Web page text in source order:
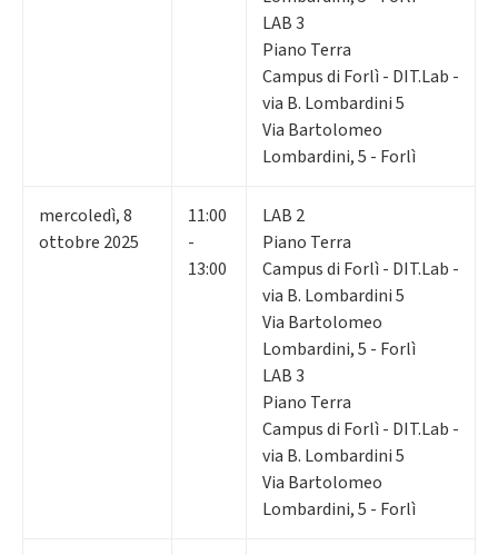
LAB 3
Piano Terra
Campus di Forlì - DIT.Lab -
via B. Lombardini 5
Via Bartolomeo
Lombardini, 5 - Forlì
mercoledì,8
ottobre 2025
11:00
-
13:00
LAB 2
Piano Terra
Campus di Forlì - DIT.Lab -
via B. Lombardini 5
Via Bartolomeo
Lombardini, 5 - Forlì
LAB 3
Piano Terra
Campus di Forlì - DIT.Lab -
via B. Lombardini 5
Via Bartolomeo
Lombardini, 5 - Forlì